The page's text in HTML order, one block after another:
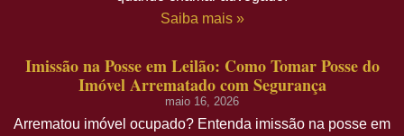
Saiba mais »
Imissão na Posse em Leilão: Como Tomar Posse do
Imóvel Arrematado com Segurança
maio 16, 2026
Arrematou imóvel ocupado? Entenda imissão na posse em